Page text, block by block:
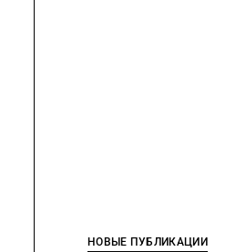
НОВЫЕ ПУБЛИКАЦИИ